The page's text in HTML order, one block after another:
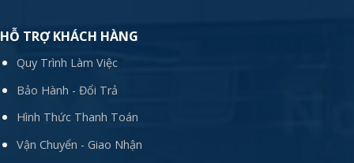
HỖ TRỢ KHÁCH HÀNG
Quy Trình Làm Việc
Bảo Hành - Đổi Trả
Hình Thức Thanh Toán
Vận Chuyển - Giao Nhận